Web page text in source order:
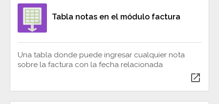
Tabla notas en el módulo factura
Una tabla donde puede ingresar cualquier nota
sobre la factura con la fecha relacionada
open_in_new